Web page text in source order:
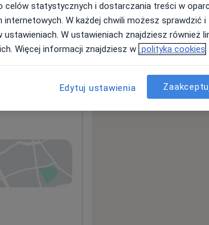
celów statystycznych i dostarczania treści w
W każdej chwili możesz sprawdzić i
W ustawieniach znajdziesz również
Więcej informacji znajdziesz w polityka cookies
Edytuj ustawienia